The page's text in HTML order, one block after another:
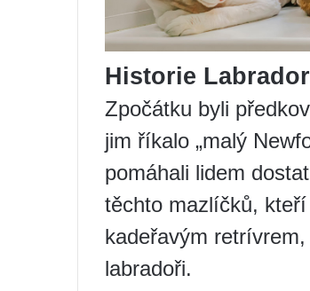
Historie
Zpočátku byli
jim říkalo „malý
pomáhali lidem
těchto mazlíčků,
kadeřavým
labradoři.